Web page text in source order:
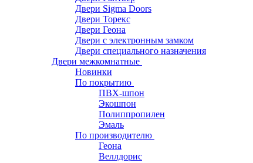
Двери Sigma Doors
Двери Торекс
Двери Геона
Двери с электронным замком
Двери специального назначения
Двери межкомнатные
Новинки
По покрытию
ПВХ-шпон
Экошпон
Полиппропилен
Эмаль
По производителю
Геона
Веллдорис